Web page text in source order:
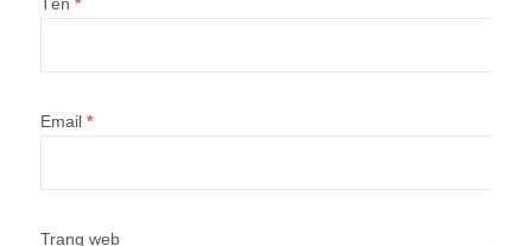
Email *
Trang web